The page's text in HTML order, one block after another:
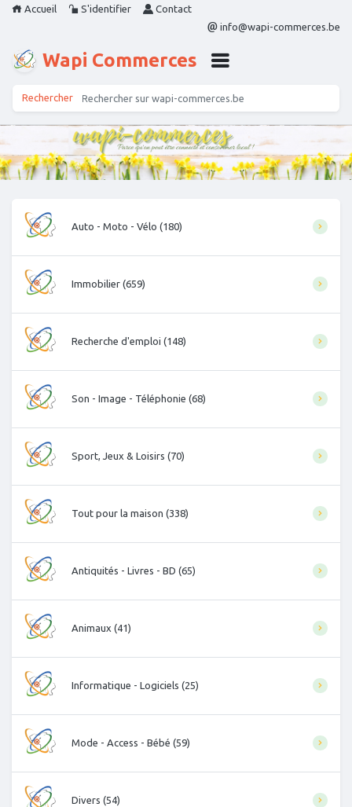
Accueil S'identifier
Contact
info@wapi-commerces.be
Wapi Commerces
Auto - Moto - Vélo (180)
Immobilier (659)
Recherche d'emploi (148)
Son - Image - Téléphonie (68)
Sport, Jeux & Loisirs (70)
Tout pour la maison (338)
Antiquités - Livres - BD (65)
Animaux (41)
Informatique - Logiciels (25)
Mode - Access - Bébé (59)
Divers (54)